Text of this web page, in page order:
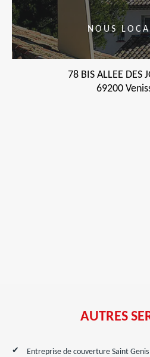
NOUS
78 BIS ALLEE DES
69200
AUTRES
Entreprise de couverture Saint